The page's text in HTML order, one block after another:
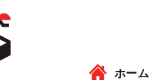
ホーム